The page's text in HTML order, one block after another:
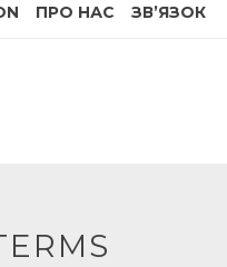
ПРО НАС ЗВ’ЯЗОК